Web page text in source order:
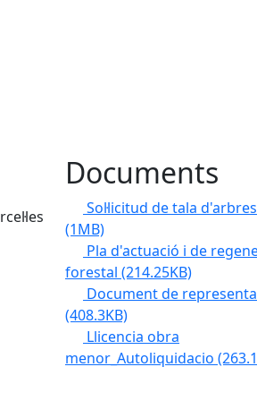
Documents
Sol·licitud de tala d'arbres
(1MB)
Pla d'actuació i de
forestal (214.25KB)
Document de
(408.3KB)
Llicencia obra
menor_Autoliquidacio